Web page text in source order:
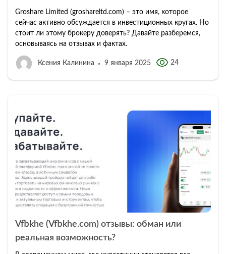
Groshare Limited (groshareltd.com) – это имя, которое
сейчас активно обсуждается в инвестиционных кругах. Но
стоит ли этому брокеру доверять? Давайте разберемся,
основываясь на отзывах и фактах.
Ксения Калинина 9 января 2025 24
Vfbkhe (Vfbkhe.com) отзывы: обман или
реальная возможность?